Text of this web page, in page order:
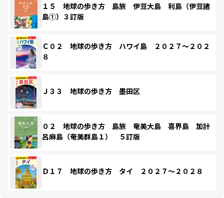
１５ 地球の歩き方 島旅 伊豆大島 利島（伊豆諸
島①）３訂版
Ｃ０２ 地球の歩き方 ハワイ島 ２０２７～２０２
８
Ｊ３３ 地球の歩き方 墨田区
０２ 地球の歩き方 島旅 奄美大島 喜界島 加計
呂麻島（奄美群島１） ５訂版
Ｄ１７ 地球の歩き方 タイ ２０２７～２０２８